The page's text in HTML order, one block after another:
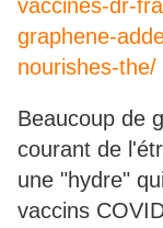
vaccines-dr-
graphene-
nourishes-the/
Beaucoup de
courant de
une "hydre"
vaccins